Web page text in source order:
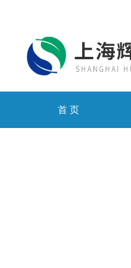
首 页